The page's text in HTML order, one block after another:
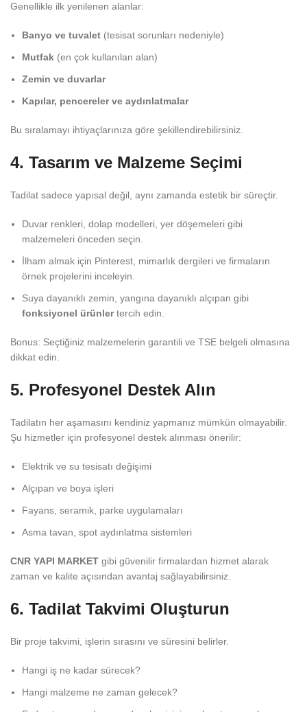
Genellikle ilk yenilenen alanlar:
Banyo ve tuvalet (tesisat sorunları nedeniyle)
Mutfak (en çok kullanılan alan)
Zemin ve duvarlar
Kapılar, pencereler ve aydınlatmalar
Bu sıralamayı ihtiyaçlarınıza göre şekillendirebilirsiniz.
4. Tasarım ve Malzeme Seçimi
Tadilat sadece yapısal değil, aynı zamanda estetik bir süreçtir.
Duvar renkleri, dolap modelleri, yer döşemeleri gibi
malzemeleri önceden seçin.
İlham almak için Pinterest, mimarlık dergileri ve firmaların
örnek projelerini inceleyin.
Suya dayanıklı zemin, yangına dayanıklı alçıpan gibi
fonksiyonel ürünlertercih edin.
Bonus: Seçtiğiniz malzemelerin garantili ve TSE belgeli olmasına
dikkat edin.
5. Profesyonel Destek Alın
Tadilatın her aşamasını kendiniz yapmanız mümkün olmayabilir.
Şu hizmetler için profesyonel destek alınması önerilir:
Elektrik ve su tesisatı değişimi
Alçıpan ve boya işleri
Fayans, seramik, parke uygulamaları
Asma tavan, spot aydınlatma sistemleri
CNR YAPI MARKET gibi güvenilir firmalardan hizmet alarak
zaman ve kalite açısından avantaj sağlayabilirsiniz.
6. Tadilat Takvimi Oluşturun
Bir proje takvimi, işlerin sırasını ve süresini belirler.
Hangi iş ne kadar sürecek?
Hangi malzeme ne zaman gelecek?